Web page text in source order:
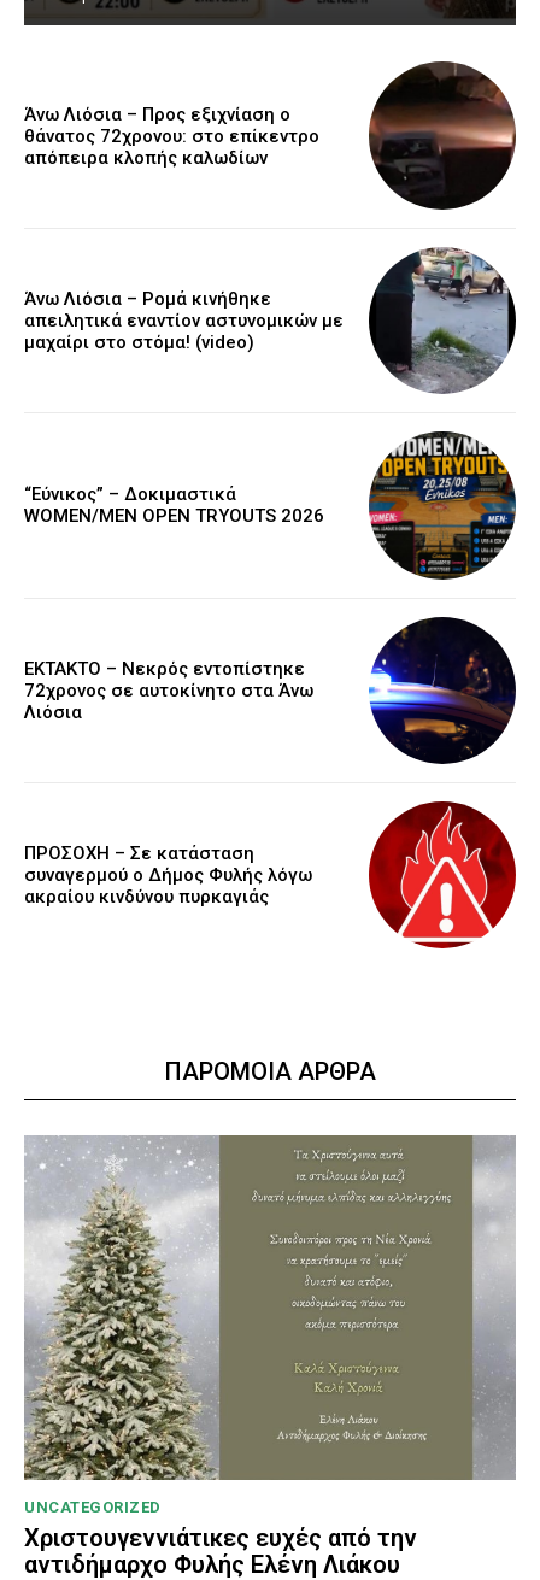
Άνω Λιόσια – Προς εξιχνίαση ο
θάνατος 72χρονου: στο επίκεντρο
απόπειρα κλοπής καλωδίων
Άνω Λιόσια – Ρομά κινήθηκε
απειλητικά εναντίον αστυνομικών με
μαχαίρι στο στόμα! (video)
“Εύνικος” – Δοκιμαστικά
WOMEN/MEN OPEN TRYOUTS 2026
EKTAKTO – Νεκρός εντοπίστηκε
72χρονος σε αυτοκίνητο στα Άνω
Λιόσια
ΠΡΟΣΟΧΗ – Σε κατάσταση
συναγερμού ο Δήμος Φυλής λόγω
ακραίου κινδύνου πυρκαγιάς
ΠΑΡΟΜΟΙΑ ΑΡΘΡΑ
UNCATEGORIZED
Χριστουγεννιάτικες ευχές από την
αντιδήμαρχο Φυλής Ελένη Λιάκου